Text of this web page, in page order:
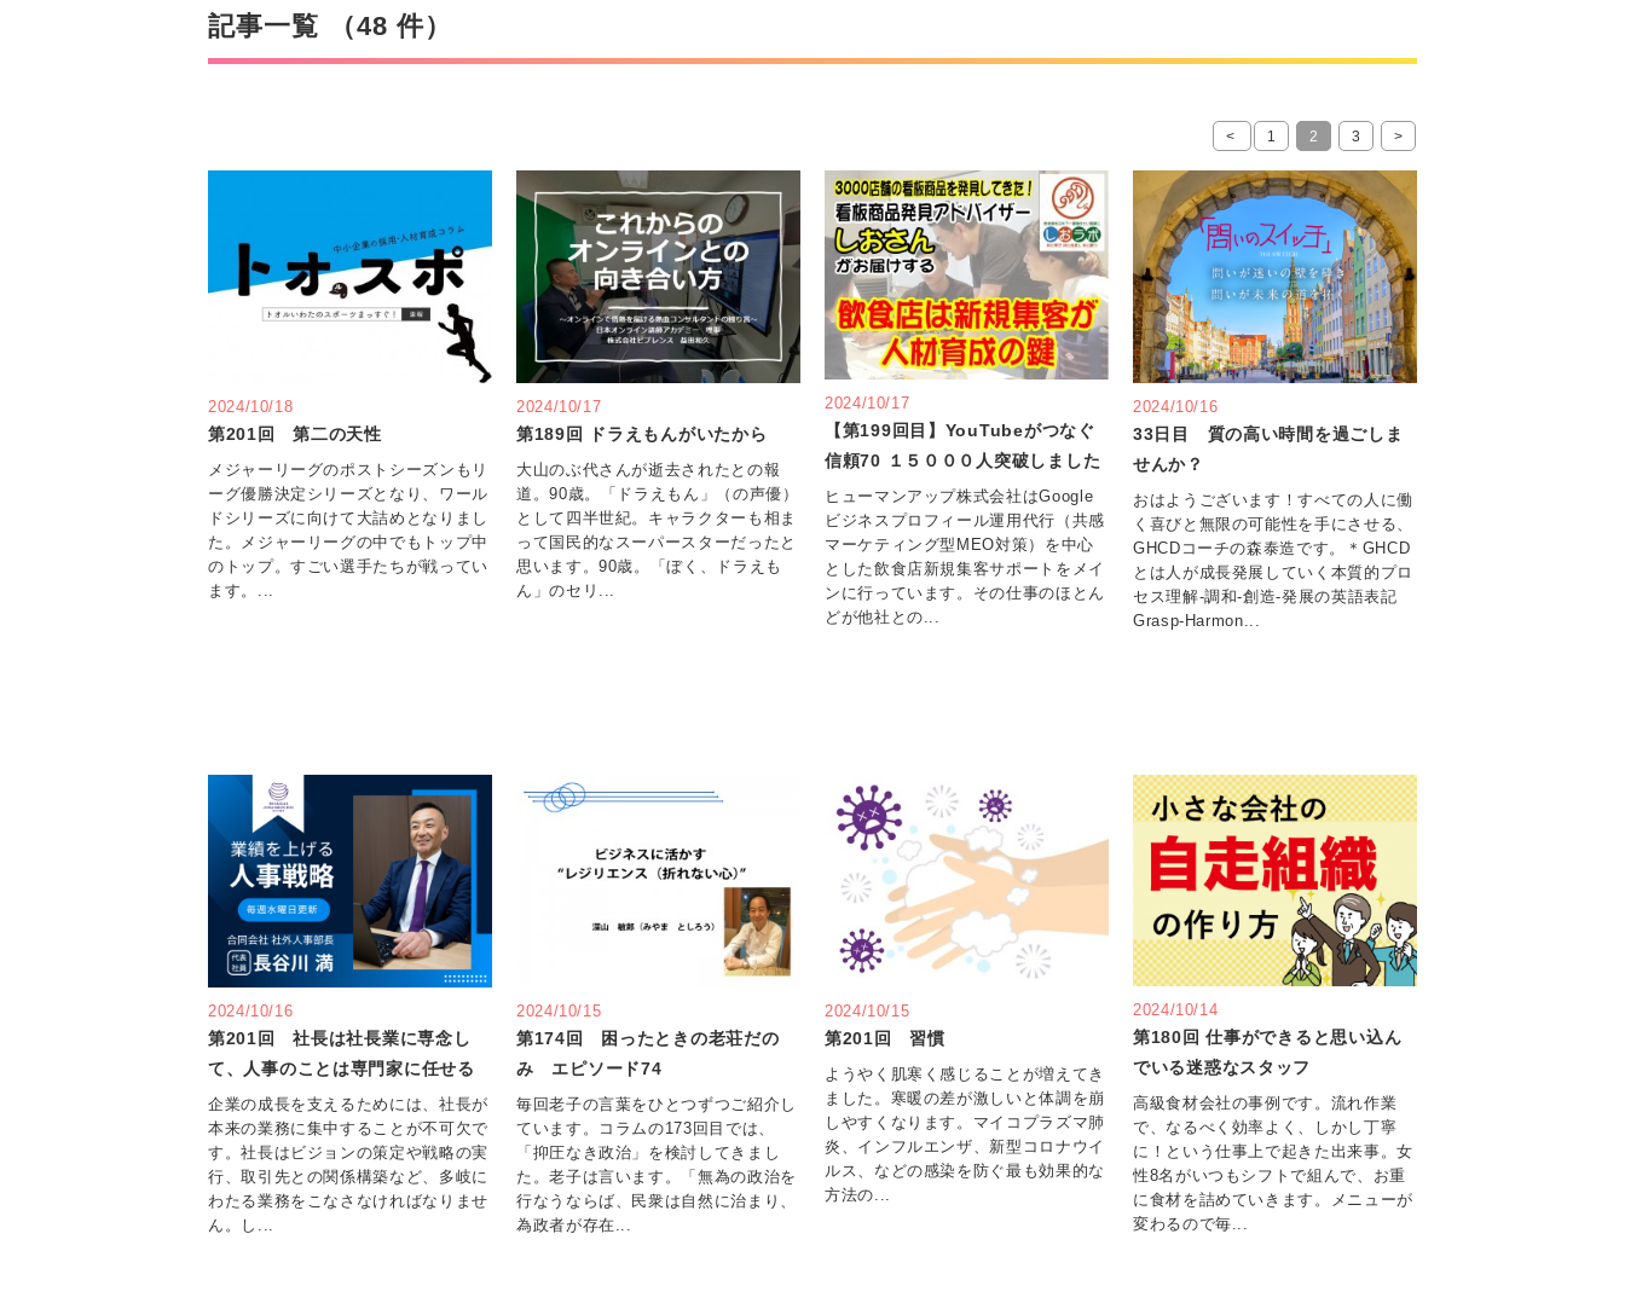
記事一覧 （48 件）
< 1 2 3 >
2024/10/18
第201回 第二の天性
メジャーリーグのポストシーズンもリ
ーグ優勝決定シリーズとなり、ワール
ドシリーズに向けて大詰めとなりまし
た。メジャーリーグの中でもトップ中
のトップ。すごい選手たちが戦ってい
ます。...
2024/10/17
第189回 ドラえもんがいたから
大山のぶ代さんが逝去されたとの報
道。90歳。「ドラえもん」（の声優）
として四半世紀。キャラクターも相ま
って国民的なスーパースターだったと
思います。90歳。「ぼく、ドラえも
ん」のセリ...
2024/10/17
【第199回目】YouTubeがつなぐ
信頼70 １５０００人突破しました
ヒューマンアップ株式会社はGoogle
ビジネスプロフィール運用代行（共感
マーケティング型MEO対策）を中心
とした飲食店新規集客サポートをメイ
ンに行っています。その仕事のほとん
どが他社との...
2024/10/16
33日目 質の高い時間を過ごしま
せんか？
おはようございます！すべての人に働
く喜びと無限の可能性を手にさせる、
GHCDコーチの森泰造です。＊GHCD
とは人が成長発展していく本質的プロ
セス理解‐調和‐創造‐発展の英語表記
Grasp-Harmon...
2024/10/16
第201回 社長は社長業に専念し
て、人事のことは専門家に任せる
企業の成長を支えるためには、社長が
本来の業務に集中することが不可欠で
す。社長はビジョンの策定や戦略の実
行、取引先との関係構築など、多岐に
わたる業務をこなさなければなりませ
ん。し...
2024/10/15
第174回 困ったときの老荘だの
み エピソード74
毎回老子の言葉をひとつずつご紹介し
ています。コラムの173回目では、
「抑圧なき政治」を検討してきまし
た。老子は言います。「無為の政治を
行なうならば、民衆は自然に治まり、
為政者が存在...
2024/10/15
第201回 習慣
ようやく肌寒く感じることが増えてき
ました。寒暖の差が激しいと体調を崩
しやすくなります。マイコプラズマ肺
炎、インフルエンザ、新型コロナウイ
ルス、などの感染を防ぐ最も効果的な
方法の...
2024/10/14
第180回 仕事ができると思い込ん
でいる迷惑なスタッフ
高級食材会社の事例です。流れ作業
で、なるべく効率よく、しかし丁寧
に！という仕事上で起きた出来事。女
性8名がいつもシフトで組んで、お重
に食材を詰めていきます。メニューが
変わるので毎...